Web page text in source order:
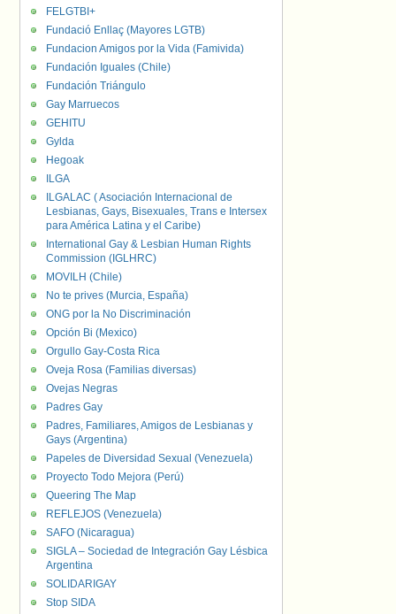
FELGTBI+
Fundació Enllaç (Mayores LGTB)
Fundacion Amigos por la Vida (Famivida)
Fundación Iguales (Chile)
Fundación Triángulo
Gay Marruecos
GEHITU
Gylda
Hegoak
ILGA
ILGALAC ( Asociación Internacional de
Lesbianas, Gays, Bisexuales, Trans e Intersex
para América Latina y el Caribe)
International Gay & Lesbian Human Rights
Commission (IGLHRC)
MOVILH (Chile)
No te prives (Murcia, España)
ONG por la No Discriminación
Opción Bi (Mexico)
Orgullo Gay-Costa Rica
Oveja Rosa (Familias diversas)
Ovejas Negras
Padres Gay
Padres, Familiares, Amigos de Lesbianas y
Gays (Argentina)
Papeles de Diversidad Sexual (Venezuela)
Proyecto Todo Mejora (Perú)
Queering The Map
REFLEJOS (Venezuela)
SAFO (Nicaragua)
SIGLA – Sociedad de Integración Gay Lésbica
Argentina
SOLIDARIGAY
Stop SIDA